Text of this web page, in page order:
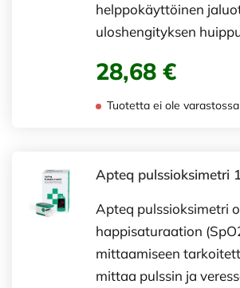
helppokäyttöinen
uloshengityksen
28,68 €
Tuotetta ei ole varastossa
Apteq pulssioksimetri
Apteq pulssioksimetri
happisaturaation
mittaamiseen
mittaa pulssin ja